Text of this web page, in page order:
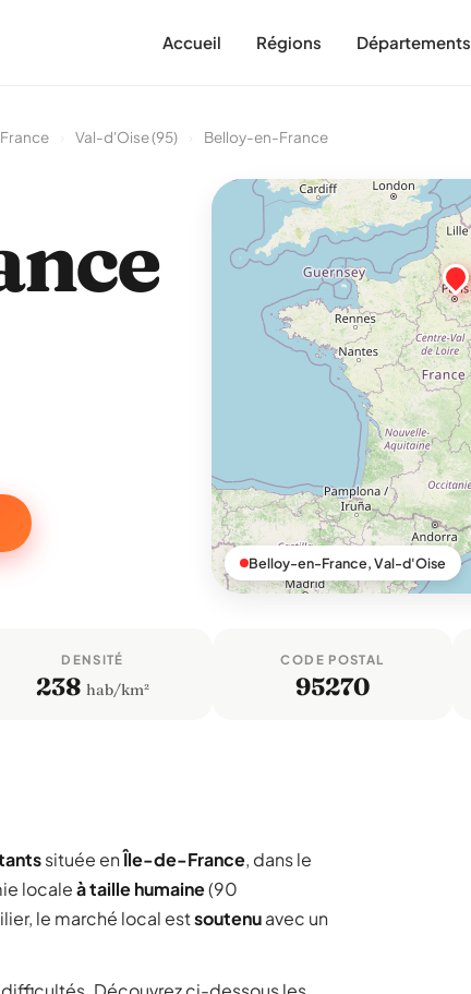
Accueil Régions Départements
Val-d'Oise (95) Belloy-en-France
Belloy-en-France, Val-d'Oise
DENSITÉ
238 hab/km²
CODE POSTAL
95270
située enÎle-de-France, dans le
localeà taille humaine(90
le marché local estsoutenuavec un